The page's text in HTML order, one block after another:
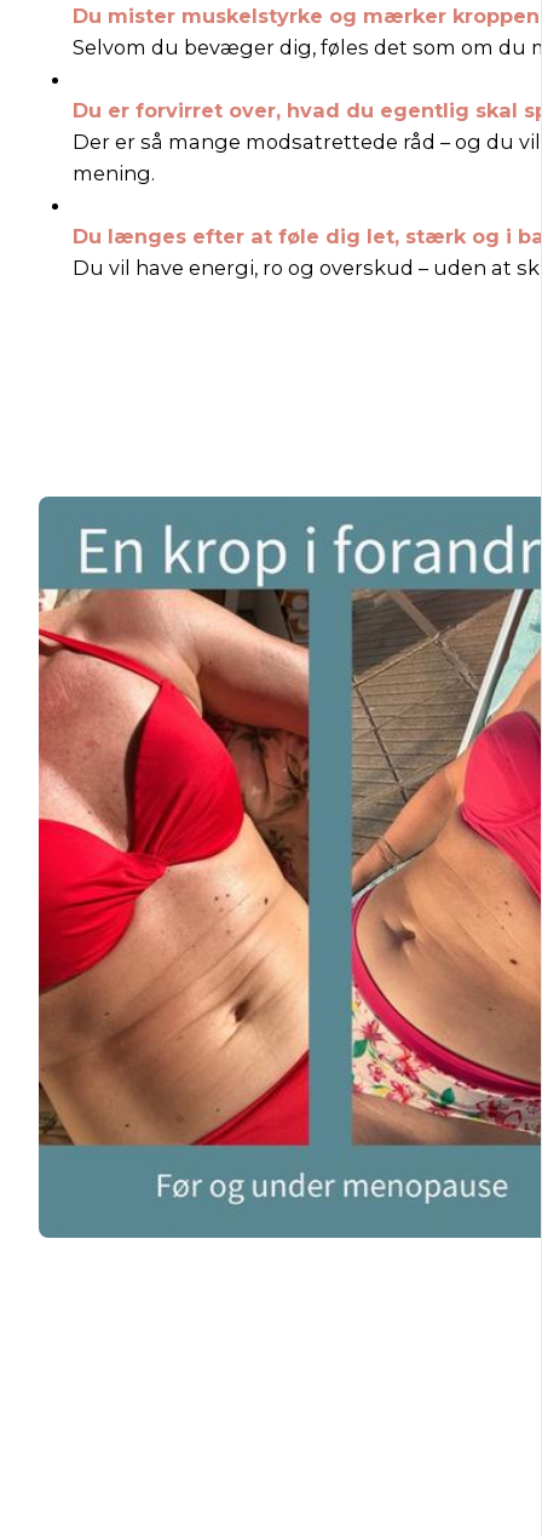
Du mister muskelstyrke og mærker kroppen
Selvom du bevæger dig, føles det som om du
Du er forvirret over, hvad du egentlig skal
Der er så mange modsatrettede råd – og du
mening.
Du længes efter at føle dig let, stærk og i
Du vil have energi, ro og overskud – uden at